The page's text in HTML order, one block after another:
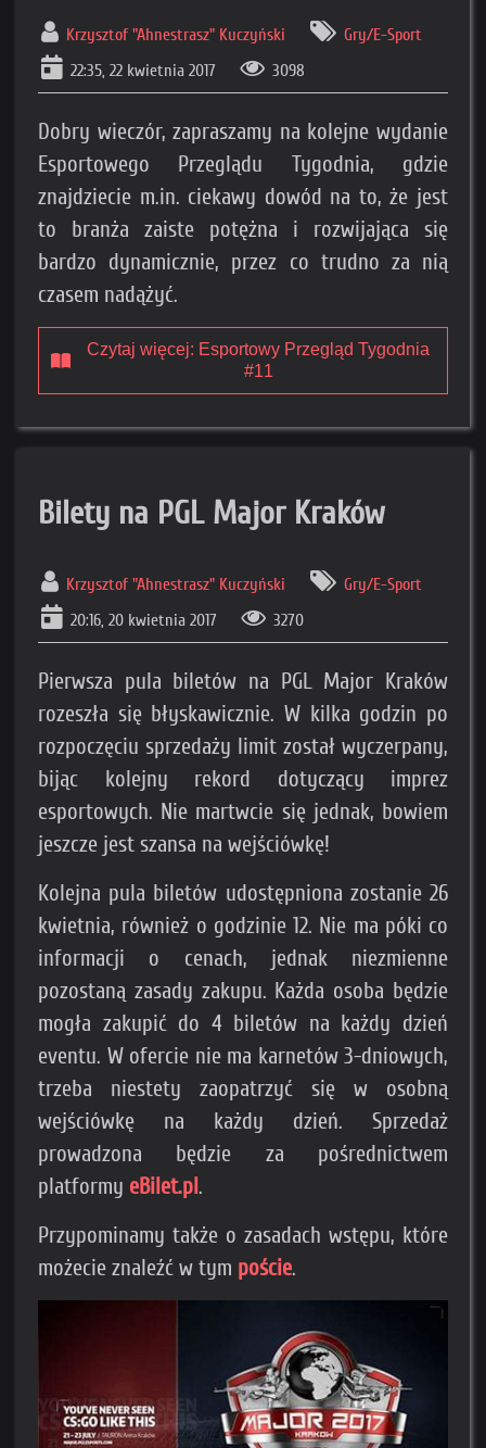
Krzysztof "Ahnestrasz" Kuczyński
Gry/E-Sport
22:35, 22 kwietnia 2017
3098
Dobry wieczór, zapraszamy na kolejne wydanie
Esportowego Przeglądu Tygodnia, gdzie
znajdziecie m.in. ciekawy dowód na to, że jest
to branża zaiste potężna i rozwijająca się
bardzo dynamicznie, przez co trudno za nią
czasem nadążyć.
Czytaj więcej: Esportowy Przegląd Tygodnia
#11
Bilety na PGL Major Kraków
Krzysztof "Ahnestrasz" Kuczyński
Gry/E-Sport
20:16, 20 kwietnia 2017
3270
Pierwsza pula biletów na PGL Major Kraków
rozeszła się błyskawicznie. W kilka godzin po
rozpoczęciu sprzedaży limit został wyczerpany,
bijąc kolejny rekord dotyczący imprez
esportowych. Nie martwcie się jednak, bowiem
jeszcze jest szansa na wejściówkę!
Kolejna pula biletów udostępniona zostanie 26
kwietnia, również o godzinie 12. Nie ma póki co
informacji o cenach, jednak niezmienne
pozostaną zasady zakupu. Każda osoba będzie
mogła zakupić do 4 biletów na każdy dzień
eventu. W ofercie nie ma karnetów 3-dniowych,
trzeba niestety zaopatrzyć się w osobną
wejściówkę na każdy dzień. Sprzedaż
prowadzona będzie za pośrednictwem
platformy eBilet.pl .
Przypominamy także o zasadach wstępu, które
możecie znaleźć w tym poście.